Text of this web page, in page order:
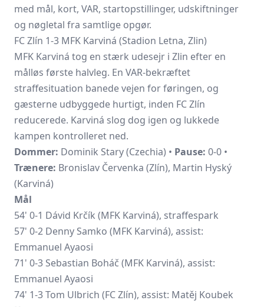
med mål, kort, VAR, startopstillinger, udskiftninger
og nøgletal fra samtlige opgør.
FC Zlín 1-3 MFK Karviná (Stadion Letna, Zlin)
MFK Karviná tog en stærk udesejr i Zlin efter en
målløs første halvleg. En VAR-bekræftet
straffesituation banede vejen for føringen, og
gæsterne udbyggede hurtigt, inden FC Zlín
reducerede. Karviná slog dog igen og lukkede
kampen kontrolleret ned.
Dommer: Dominik Stary (Czechia) • Pause: 0-0 •
Trænere: Bronislav Červenka (Zlín), Martin Hyský
(Karviná)
Mål
54' 0-1 Dávid Krčík (MFK Karviná), straffespark
57' 0-2 Denny Samko (MFK Karviná), assist:
Emmanuel Ayaosi
71' 0-3 Sebastian Boháč (MFK Karviná), assist:
Emmanuel Ayaosi
74' 1-3 Tom Ulbrich (FC Zlín), assist: Matěj Koubek